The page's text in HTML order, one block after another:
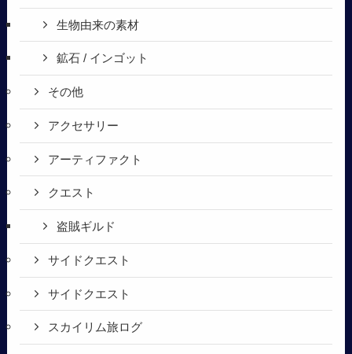
生物由来の素材
鉱石 / インゴット
その他
アクセサリー
アーティファクト
クエスト
盗賊ギルド
サイドクエスト
サイドクエスト
スカイリム旅ログ